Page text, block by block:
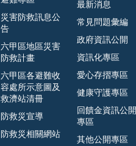
災害防救訊息公
告
六甲區地區災害
防救計畫
六甲區各避難收
容處所示意圖及
救濟站清冊
防救災宣導
防救災相關網站
最新消息
常見問題彙編
政府資訊公開
資訊化專區
愛心存摺專區
健康守護專區
回饋金資訊公開
專區
其他公開專區